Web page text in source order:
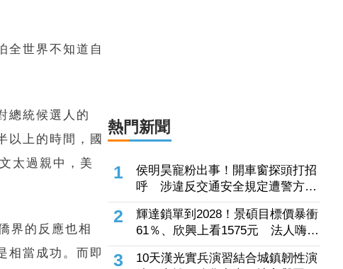
全世界不知道自
總統候選人的
以上的時間，國
太過親中，美
界的反應也相
相當成功。而即